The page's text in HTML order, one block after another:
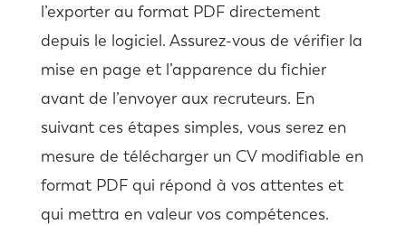
l’exporter au format PDF directement
depuis le logiciel. Assurez-vous de vérifier la
mise en page et l’apparence du fichier
avant de l’envoyer aux recruteurs. En
suivant ces étapes simples, vous serez en
mesure de télécharger un CV modifiable en
format PDF qui répond à vos attentes et
qui mettra en valeur vos compétences.